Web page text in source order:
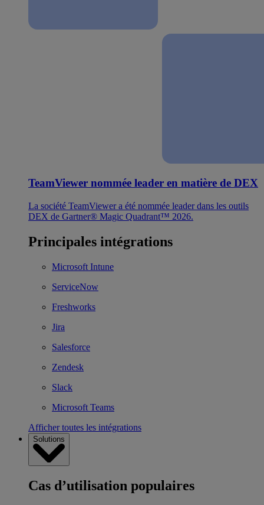
TeamViewer nommée leader en matière de DEX
La société TeamViewer a été nommée leader dans les outils
DEX de Gartner® Magic Quadrant™ 2026.
Principales intégrations
Microsoft Intune
ServiceNow
Freshworks
Jira
Salesforce
Zendesk
Slack
Microsoft Teams
Afficher toutes les intégrations
Solutions
Cas d’utilisation populaires